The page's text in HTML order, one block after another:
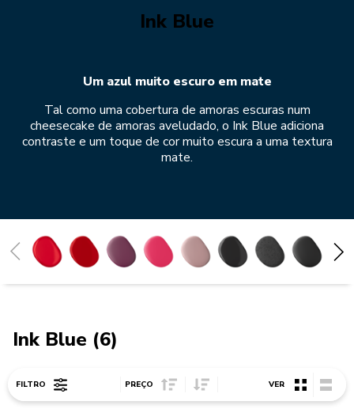
Ink Blue
Um azul muito escuro em mate
Tal como uma cobertura de amoras escuras num
cheesecake de amoras aveludado, o Ink Blue adiciona
contraste e um toque de cor muito escura a uma textura
mate.
Ink Blue (6)
FILTRO PREÇO Sort Price ascending
Sort Price descending
VER